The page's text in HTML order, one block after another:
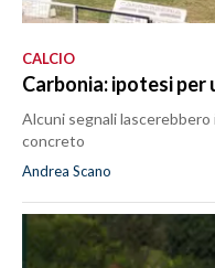
CALCIO
Carbonia: ipotesi
Alcuni segnali
concreto
Andrea Scano